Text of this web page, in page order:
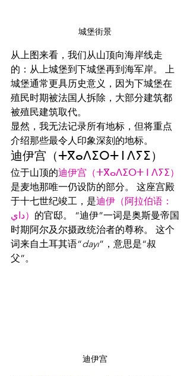
城堡街景
从上图来看，我们从山顶向海岸线走
的：从上城堡到下城堡再到海军岸。 上
城堡通常更具历史意义，因为下城堡在
殖民时期被法国人拆除，大部分建筑都
被殖民建筑取代。
显然，我无法记录所有地标，但将重点
介绍那些最令人印象深刻的地标。
迪伊宫（ⵜⴳⴰⴷⵉⵔⵜ ⵏ ⴷⵢⵉ）
位于山顶的迪伊宫（ⵜⴳⴰⴷⵉⵔⵜ ⵏ ⴷⵢⵉ）
是麦地那唯一仍设防的部分。 这座宫殿
于十七世纪竣工，是迪伊（阿拉伯语：
داي） 的官邸。 “迪伊”一词是奥斯曼帝国
时期阿尔及尔摄政统治者的尊称。 这个
词来自土耳其语“dayı”，意思是“叔
父”。
迪伊宫